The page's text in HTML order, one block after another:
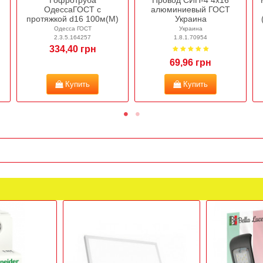
однолапковая Sokol
50шт
Sokol
2.2.4.157061
3,42 грн
Купить
(1м)
(без бренда)
167612
49,14 грн
Купить